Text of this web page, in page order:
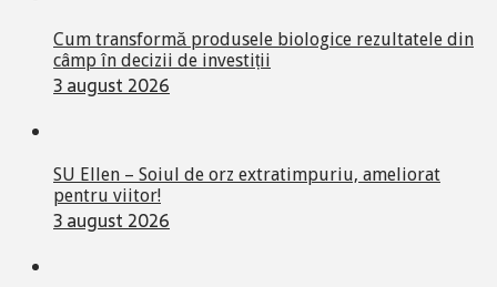
Cum transformă produsele biologice rezultatele din
câmp în decizii de investiții
3 august 2026
SU Ellen – Soiul de orz extratimpuriu, ameliorat
pentru viitor!
3 august 2026